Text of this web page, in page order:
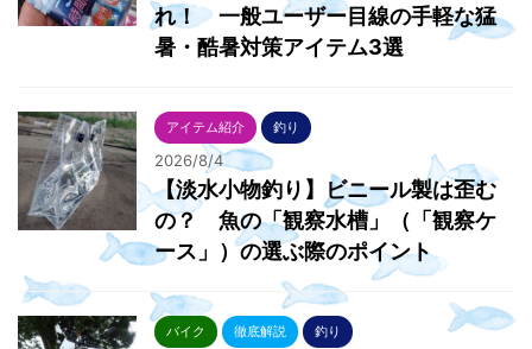
れ！ 一般ユーザー目線の手軽な猛
暑・酷暑対策アイテム3選
アイテム紹介 釣り
2026/8/4
【淡水小物釣り】ビニール製は歪む
の？ 魚の「観察水槽」（「観察ケ
ース」）の選ぶ際のポイント
バイク 徹底解説 釣り